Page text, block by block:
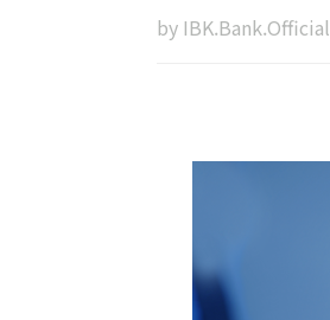
by IBK.Bank.Official